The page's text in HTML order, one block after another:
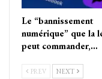
Le “bannissement
numérique” que la
peut commander,…
PREV NEXT